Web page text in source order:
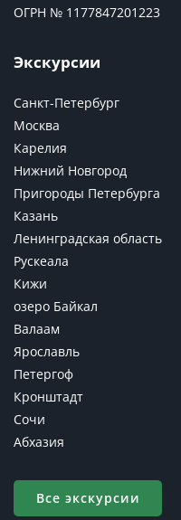
ОГРН № 1177847201223
Экскурсии
Санкт-Петербург
Москва
Карелия
Нижний Новгород
Пригороды Петербурга
Казань
Ленинградская область
Рускеала
Кижи
озеро Байкал
Валаам
Ярославль
Петергоф
Кронштадт
Сочи
Абхазия
Все экскурсии